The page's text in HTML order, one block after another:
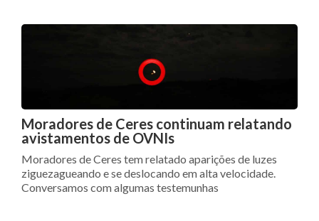
Moradores de Ceres continuam relatando
avistamentos de OVNIs
Moradores de Ceres tem relatado aparições de luzes
ziguezagueando e se deslocando em alta velocidade.
Conversamos com algumas testemunhas